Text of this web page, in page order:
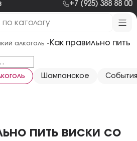
+7 (925) 388 88 00
алкоголь - Как правильно
Шампанское События
пить виски со